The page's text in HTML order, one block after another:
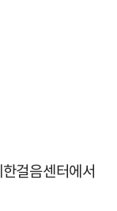
걸음센터에서